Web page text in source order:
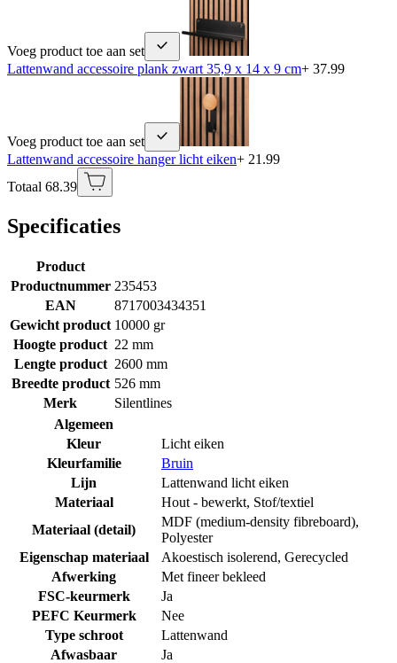
Voeg product toe aan set
Lattenwand accessoire plank zwart 35,9 x 14 x 9 cm+ 37.99
Voeg product toe aan set
Lattenwand accessoire hanger licht eiken+ 21.99
Totaal 68.39
Specificaties
Product
Productnummer 235453
EAN
8717003434351
Gewicht product 10000 gr
Hoogte product 22 mm
Lengte product 2600 mm
Breedte product 526 mm
Merk
Silentlines
Algemeen
Kleur
Licht eiken
Kleurfamilie
Bruin
Lijn
Lattenwand licht eiken
Materiaal
Hout - bewerkt, Stof/textiel
Materiaal (detail)
MDF (medium-density fibreboard),
Polyester
Eigenschap materiaal
Akoestisch isolerend, Gerecycled
Afwerking
Met fineer bekleed
FSC-keurmerk
Ja
PEFC Keurmerk
Nee
Type schroot
Lattenwand
Afwasbaar
Ja